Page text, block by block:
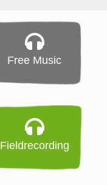
Free Music
Fieldrecording